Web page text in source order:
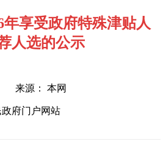
年享受政府特殊津贴人
人选的公示
来源： 本网
府门户网站